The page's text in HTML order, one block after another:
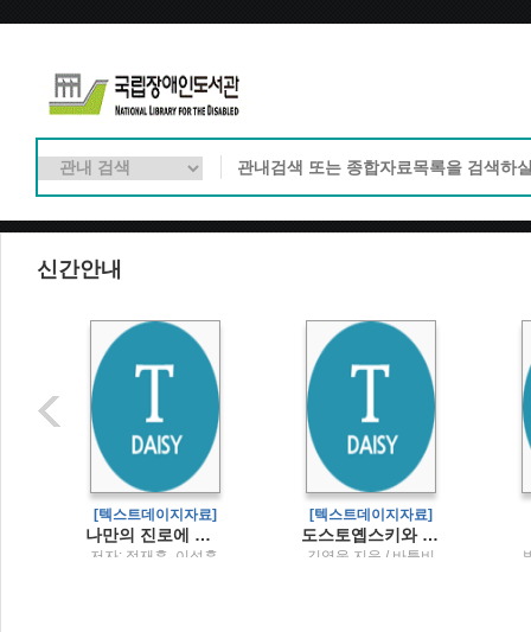
신간안내
[텍스트데이지자료]
나만의 진로에 맞춘 탐구 보고서 가이드 북주제 찾기, 자료 조사, 작성, 적용까지 한 권으로 끝!
저자: 정재훈, 이성훈,
[텍스트데이지자료]
도스토옙스키와 저녁 식사를유쾌하고 용감한 고전 전작 읽기 모임 분투기
김영웅 지음 / 바틀비